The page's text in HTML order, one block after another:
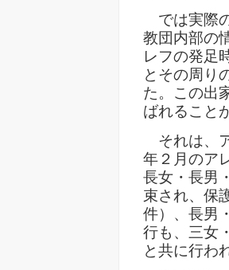
では実際
教団内部の
レフの発足
とその周り
た。この出
ばれること
それは、
年２月のア
長女・長男
束され、保
件）、長男
行も、三女
と共に行わ